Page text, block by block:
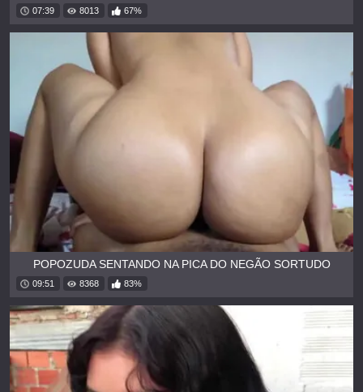
07:39 8013 67%
POPOZUDA SENTANDO NA PICA DO NEGÃO SORTUDO
09:51 8368 83%